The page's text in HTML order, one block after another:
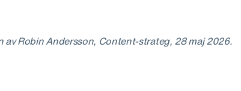
av Robin Andersson, Content-strateg, 28 maj 2026.